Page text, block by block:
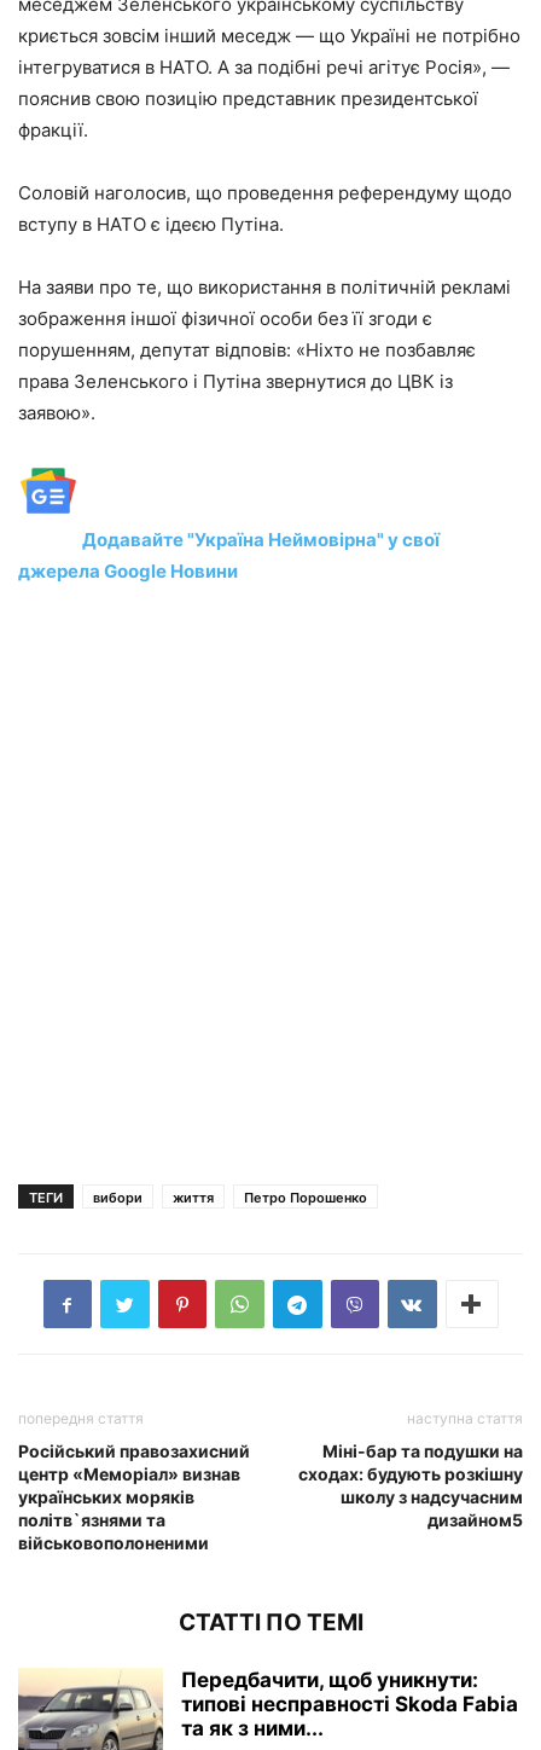
криється зовсім інший меседж — що Україні не потрібно
інтегруватися в НАТО. А за подібні речі агітує Росія», —
пояснив свою позицію представник президентської
фракції.
Соловій наголосив, що проведення референдуму щодо
вступу в НАТО є ідеєю Путіна.
На заяви про те, що використання в політичній рекламі
зображення іншої фізичної особи без її згоди є
порушенням, депутат відповів: «Ніхто не позбавляє
права Зеленського і Путіна звернутися до ЦВК із
заявою».
Додавайте "Україна Неймовірна" у свої
джерела Google Новини
ТЕГИ вибори життя Петро Порошенко
попередня стаття
Російський правозахисний
центр «Меморіал» визнав
українських моряків
політв`язнями та
військовополоненими
наступна стаття
Міні-бар та подушки на
сходах: будують розкішну
школу з надсучасним
дизайном5
СТАТТІ ПО ТЕМІ
Передбачити, щоб уникнути:
типові несправності Skoda Fabia
та як з ними...